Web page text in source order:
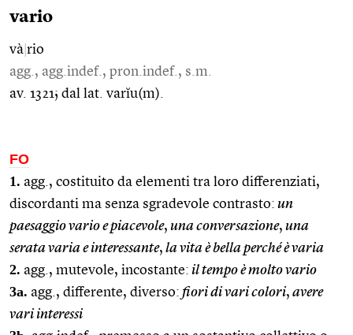
vario
và rio
agg., agg.indef., pron.indef., s.m.
av. 1321; dal lat. varĭu(m).
FO
1. agg., costituito da elementi tra loro differenziati,
discordanti ma senza sgradevole contrasto: un
paesaggio vario e piacevole, una conversazione, una
serata varia e interessante, la vita è bella perché è varia
2. agg., mutevole, incostante: il tempo è molto vario
3a. agg., differente, diverso: fiori di vari colori, avere
vari interessi